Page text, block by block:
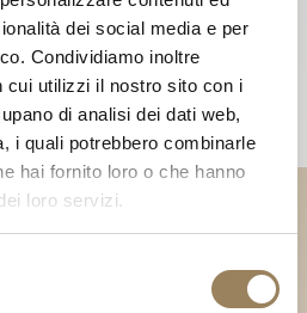
dei social media e per
Condividiamo inoltre
cui utilizzi il nostro sito con i
di analisi dei dati web,
i quali potrebbero combinarle
hai fornito loro o che hanno
loro servizi.
collezioni in